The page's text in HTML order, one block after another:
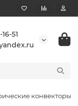
51
конвекторы